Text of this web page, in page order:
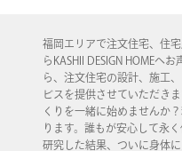
福岡エリアで注文住宅、住
らKASHII DESIGN HOMEへ
ら、注文住宅の設計、施工
ビスを提供させていただき
くりを一緒に始めませんか
ります。誰もが安心して永
研究した結果、ついに身体